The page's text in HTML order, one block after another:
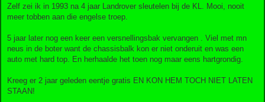
h
Zelf zei ik in 1993 na 4 jaar Landrover sleutelen bij de KL. Mooi, nooit
meer tobben aan die engelse troep.
5 jaar later nog een keer een versnellingsbak vervangen . Viel met mn
neus in de boter want de chassisbalk kon er niet onderuit en was een
auto met hard top. En herhaalde het toen nog maar eens hartgrondig.
Kreeg er 2 jaar geleden eentje gratis EN KON HEM TOCH NIET LATEN
STAAN!